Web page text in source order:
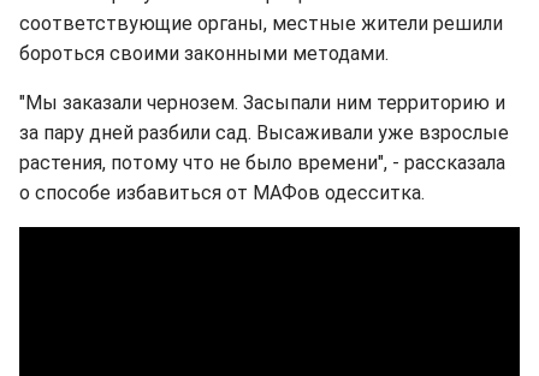
соответствующие органы, местные жители решили
бороться своими законными методами.
"Мы заказали чернозем. Засыпали ним территорию и
за пару дней разбили сад. Высаживали уже взрослые
растения, потому что не было времени", - рассказала
о способе избавиться от МАФов одесситка.